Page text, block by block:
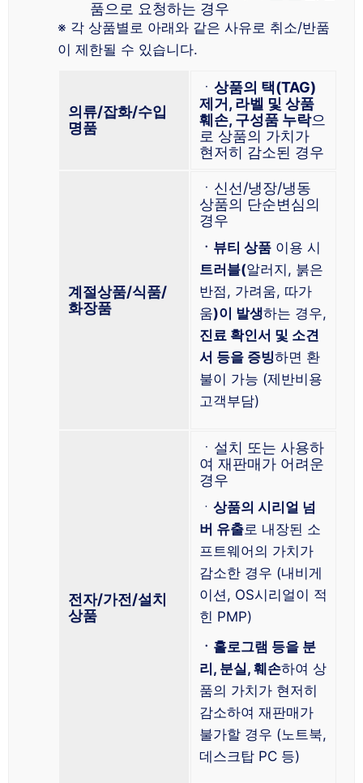
품으로 요청하는 경우
※ 각 상품별로 아래와 같은 사유로 취소/반품
이 제한될 수 있습니다.
의류/잡화/수입
명품
ㆍ 상품의 택(TAG)
제거, 라벨 및 상품
훼손, 구성품 누락으
로 상품의 가치가
현저히 감소된 경우
계절상품/식품/
화장품
ㆍ신선/냉장/냉동
상품의 단순변심의
경우
ㆍ뷰티 상품 이용 시
트러블(알러지, 붉은
반점, 가려움, 따가
움)이 발생하는 경우,
진료 확인서 및 소견
서 등을 증빙하면 환
불이 가능 (제반비용
고객부담)
전자/가전/설치
상품
ㆍ설치 또는 사용하
여 재판매가 어려운
경우
ㆍ 상품의 시리얼 넘
버 유출로 내장된 소
프트웨어의 가치가
감소한 경우 (내비게
이션, OS시리얼이 적
힌 PMP)
ㆍ홀로그램 등을 분
리, 분실, 훼손하여 상
품의 가치가 현저히
감소하여 재판매가
불가할 경우 (노트북,
데스크탑 PC 등)